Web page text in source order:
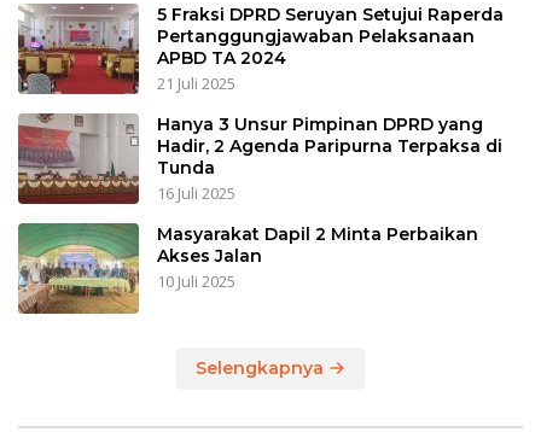
5 Fraksi DPRD Seruyan Setujui Raperda
Pertanggungjawaban Pelaksanaan
APBD TA 2024
21 Juli 2025
Hanya 3 Unsur Pimpinan DPRD yang
Hadir, 2 Agenda Paripurna Terpaksa di
Tunda
16 Juli 2025
Masyarakat Dapil 2 Minta Perbaikan
Akses Jalan
10 Juli 2025
Selengkapnya